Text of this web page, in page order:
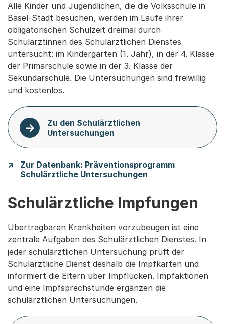
Alle Kinder und Jugendlichen, die die Volksschule in
Basel-Stadt besuchen, werden im Laufe ihrer
obligatorischen Schulzeit dreimal durch
Schulärztinnen des Schulärztlichen Dienstes
untersucht: im Kindergarten (1. Jahr), in der 4. Klasse
der Primarschule sowie in der 3. Klasse der
Sekundarschule. Die Untersuchungen sind freiwillig
und kostenlos.
Zu den Schulärztlichen
Untersuchungen
Zur Datenbank: Präventionsprogramm
Schulärztliche Untersuchungen
Schulärztliche Impfungen
Übertragbaren Krankheiten vorzubeugen ist eine
zentrale Aufgaben des Schulärztlichen Dienstes. In
jeder schulärztlichen Untersuchung prüft der
Schulärztliche Dienst deshalb die Impfkarten und
informiert die Eltern über Impflücken. Impfaktionen
und eine Impfsprechstunde ergänzen die
schulärztlichen Untersuchungen.